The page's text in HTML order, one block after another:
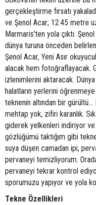
gerçekleştirme fırsatı
ve Şenol Acar; 12.45 metre
Marmaris'ten yola çıktı.
dünya turuna önceden
Şenol Acar, Yeni Asır
alacak hem fotoğraflayacak.
izlenimlerini aktaracak.
halatların yerlerini öğrenmeye
teknenin altından bir
mehtap yok, zifiri karanlık.
giderek yelkenleri indiriyor ve
gözlüğümü taktığım gibi
suya düşen camadan ipi,
pervaneyi temizliyorum.
pervaneyi tekrar kontrol
sporumuzu yapıyor ve yola
Tekne Özellikleri